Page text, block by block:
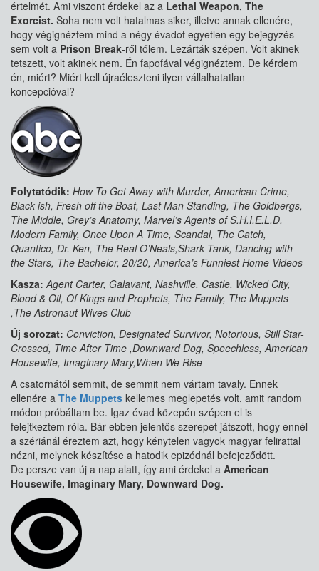
értelmét. Ami viszont érdekel az a Lethal Weapon, The
Exorcist. Soha nem volt hatalmas siker, illetve annak ellenére,
hogy végignéztem mind a négy évadot egyetlen egy bejegyzés
sem volt a Prison Break-ről tőlem. Lezárták szépen. Volt akinek
tetszett, volt akinek nem. Én fapofával végignéztem. De kérdem
én, miért? Miért kell újraéleszteni ilyen vállalhatatlan
koncepcióval?
Folytatódik: How To Get Away with Murder, American Crime,
Black-ish, Fresh off the Boat, Last Man Standing, The Goldbergs,
The Middle, Grey’s Anatomy, Marvel’s Agents of S.H.I.E.L.D,
Modern Family, Once Upon A Time, Scandal, The Catch,
Quantico, Dr. Ken, The Real O’Neals,Shark Tank, Dancing with
the Stars, The Bachelor, 20/20, America’s Funniest Home Videos
Kasza:Agent Carter, Galavant, Nashville, Castle, Wicked City,
Blood & Oil, Of Kings and Prophets, The Family, The Muppets
,The Astronaut Wives Club
Új sorozat: Conviction, Designated Survivor, Notorious, Still Star-
Crossed, Time After Time ,Downward Dog, Speechless, American
Housewife, Imaginary Mary,When We Rise
A csatornától semmit, de semmit nem vártam tavaly. Ennek
ellenére a The Muppets kellemes meglepetés volt, amit random
módon próbáltam be. Igaz évad közepén szépen el is
felejtkeztem róla. Bár ebben jelentős szerepet játszott, hogy ennél
a szériánál éreztem azt, hogy kénytelen vagyok magyar felirattal
nézni, melynek készítése a hatodik epizódnál befejeződött.
De persze van új a nap alatt, így ami érdekel a American
Housewife, Imaginary Mary, Downward Dog.